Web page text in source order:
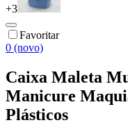
+3
Favoritar
0 (novo)
Caixa Maleta
Manicure
Plásticos